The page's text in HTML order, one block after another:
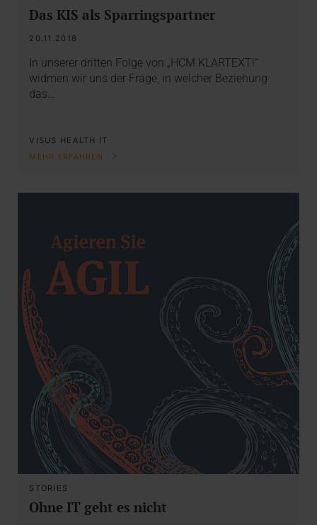
Das KIS als Sparringspartner
20.11.2018
In unserer dritten Folge von „HCM KLARTEXT!“
widmen wir uns der Frage, in welcher Beziehung
das…
VISUS HEALTH IT
MEHR ERFAHREN
STORIES
Ohne IT geht es nicht